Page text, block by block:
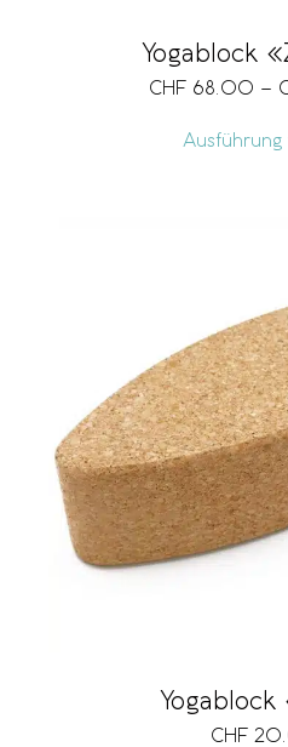
Yogablock
CHF 68.00 –
Ausführung
Yogablock
CHF